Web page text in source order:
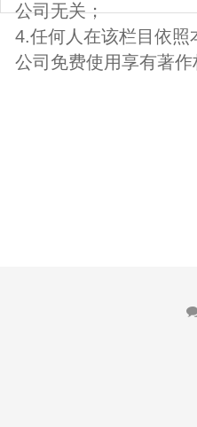
公司无关；
4.任何人在该栏目依
公司免费使用享有著